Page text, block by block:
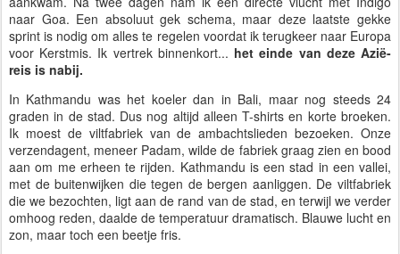
naar Goa. Een absoluut gek schema, maar deze laatste gekke
sprint is nodig om alles te regelen voordat ik terugkeer naar Europa
voor Kerstmis. Ik vertrek binnenkort... het einde van deze Azië-
reis is nabij.
In Kathmandu was het koeler dan in Bali, maar nog steeds 24
graden in de stad. Dus nog altijd alleen T-shirts en korte broeken.
Ik moest de viltfabriek van de ambachtslieden bezoeken. Onze
verzendagent, meneer Padam, wilde de fabriek graag zien en bood
aan om me erheen te rijden. Kathmandu is een stad in een vallei,
met de buitenwijken die tegen de bergen aanliggen. De viltfabriek
die we bezochten, ligt aan de rand van de stad, en terwijl we verder
omhoog reden, daalde de temperatuur dramatisch. Blauwe lucht en
zon, maar toch een beetje fris.